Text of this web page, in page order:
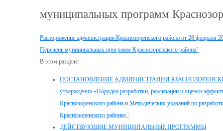
муниципальных программ
Распоряжение администрации Краснозоренского района от 28
Перечень муниципальных программ Краснозоренского района"
В этом разделе:
ПОСТАНОВЛЕНИЕ АДМИНИСТРАЦИИ
утверждении «Порядка разработки, реализации и оценки
Краснозоренского района и Методических указаний по
Краснозоренского района»"
ДЕЙСТВУЮЩИЕ МУНИЦИПАЛЬНЫЕ ПРОГРАММЫ